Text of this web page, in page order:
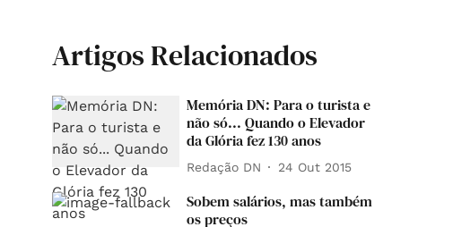
Artigos Relacionados
Memória DN: Para o turista e
não só... Quando o Elevador
da Glória fez 130 anos
Redação DN 24 Out 2015
Sobem salários, mas também
os preços